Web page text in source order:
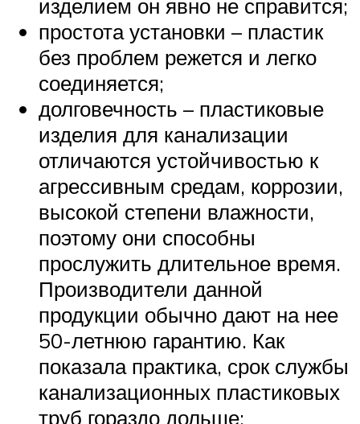
изделием он явно не справится;
простота установки – пластик
без проблем режется и легко
соединяется;
долговечность – пластиковые
изделия для канализации
отличаются устойчивостью к
агрессивным средам, коррозии,
высокой степени влажности,
поэтому они способны
прослужить длительное время.
Производители данной
продукции обычно дают на нее
50-летнюю гарантию. Как
показала практика, срок службы
канализационных пластиковых
труб гораздо дольше;